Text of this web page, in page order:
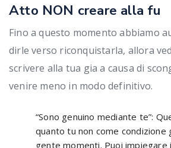
Atto NON creare alla fu
Fino a questo momento abbiamo
dirle verso riconquistarla, allora
scrivere alla tua gia a causa di
venire meno in modo definitivo.
“Sono genuino mediante te”:
quanto tu non come condizione
gente momenti. Puoi impiegare